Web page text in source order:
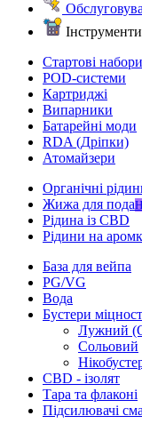
Стартові набори
POD-системи
Картриджі
Випарники
Батарейні моди
RDA (Дріпки)
Атомайзери
Органічні
Жижа для пода
Рідина із CBD
Рідини на
База для вейпа
PG/VG
Вода
Бустери
Лужний
Сольовий
CBD - ізолят
Тара та флаконі
Підсилювачі